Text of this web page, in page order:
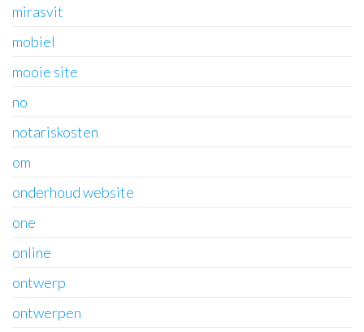
mirasvit
mobiel
mooie site
no
notariskosten
om
onderhoud website
one
online
ontwerp
ontwerpen